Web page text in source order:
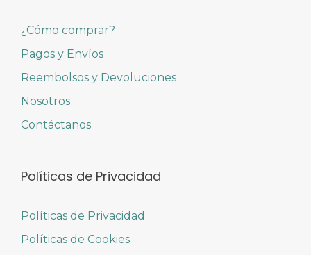
¿Cómo comprar?
Pagos y Envíos
Reembolsos y Devoluciones
Nosotros
Contáctanos
Políticas de Privacidad
Políticas de Privacidad
Políticas de Cookies